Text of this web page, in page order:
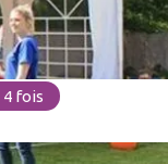
fois